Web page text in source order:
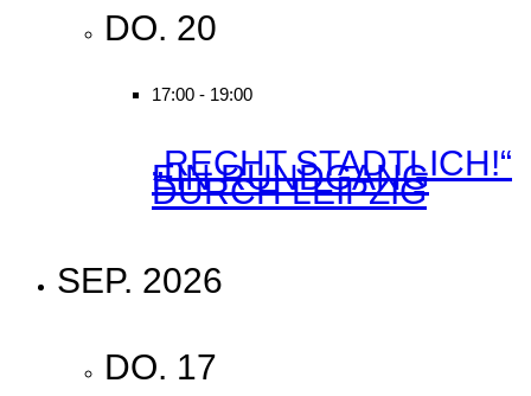
DO. 20
17:00 - 19:00
„RECHT STADTLICH!“
EIN RUNDGANG
DURCH LEIPZIG
SEP. 2026
DO. 17